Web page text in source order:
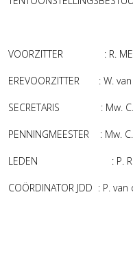
VOORZITTER : R.
EREVOORZITTER : W. van
SECRETARIS : Mw. C.
PENNINGMEESTER : Mw.
LEDEN : P. RUIS
COÖRDINATOR JDD : P.